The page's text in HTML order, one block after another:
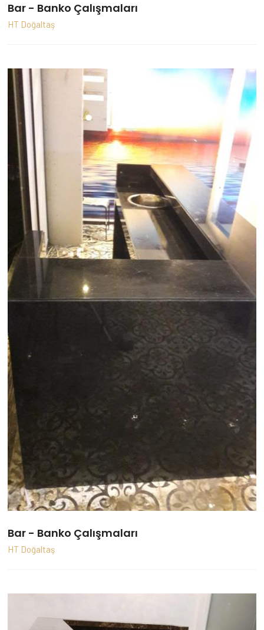
Bar - Banko Çalışmaları
HT Doğaltaş
Bar - Banko Çalışmaları
HT Doğaltaş